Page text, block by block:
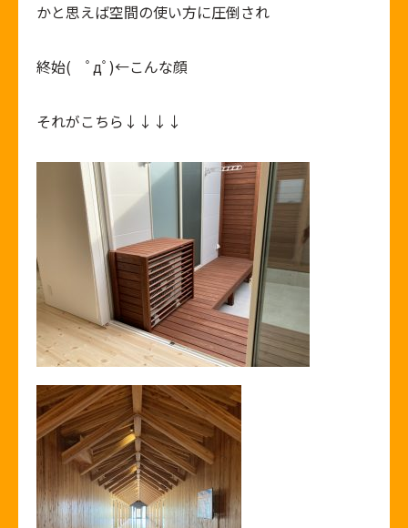
かと思えば空間の使い方に圧倒され
終始( ﾟдﾟ)←こんな顔
それがこちら↓↓↓↓